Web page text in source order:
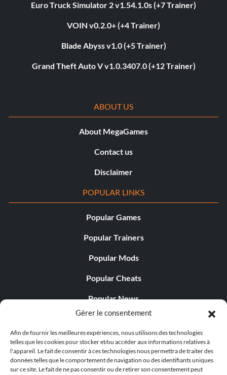
Gérer le consentement
Afin de fournir les meilleures expériences, nous utilisons des technologies
telles que les cookies pour stocker et/ou accéder aux informations relatives à
l'appareil. Le fait de consentir à ces technologies nous permettra de traiter des
données telles que le comportement de navigation ou des identifiants uniques
sur ce site. Le fait de ne pas consentir ou de retirer son consentement peut
Euro Truck Simulator 2 v1.54.1.0s (+7 Trainer)
VOIN v0.2.0+ (+4 Trainer)
Blade Abyss v1.0 (+5 Trainer)
Grand Theft Auto V v1.0.3407.0 (+12 Trainer)
ABOUT US
About MegaGames
Contact us
Disclaimer
POPULAR LINKS
Popular Games
Popular Trainers
Popular Mods
Popular Cheats
Popular News
Popular Editorials
Popular Free Games
LATEST UPDATES